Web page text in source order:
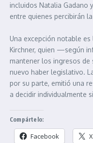
incluidos Natalia Gadano
entre quienes percibirán
Una excepción notable
Kirchner, quien —según
mantener los ingresos de
nuevo haber legislativo.
por su parte, emitió una
a decidir individualmente
Compártelo:
Facebook X